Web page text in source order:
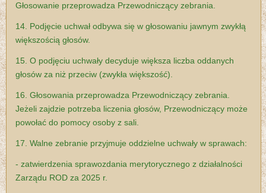
Głosowanie przeprowadza Przewodniczący zebrania.
14. Podjęcie uchwał odbywa się w głosowaniu jawnym zwykłą
większością głosów.
15. O podjęciu uchwały decyduje większa liczba oddanych
głosów za niż przeciw (zwykła większość).
16. Głosowania przeprowadza Przewodniczący zebrania.
Jeżeli zajdzie potrzeba liczenia głosów, Przewodniczący może
powołać do pomocy osoby z sali.
17. Walne zebranie przyjmuje oddzielne uchwały w sprawach:
- zatwierdzenia sprawozdania merytorycznego z działalności
Zarządu ROD za 2025 r.